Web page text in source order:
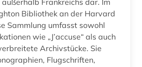
(2)
Frankreichs dar. Im
Bibliothek an der Harvard
Sammlung umfasst sowohl
wie „J’accuse“ als auch
Archivstücke. Sie
Flugschriften,